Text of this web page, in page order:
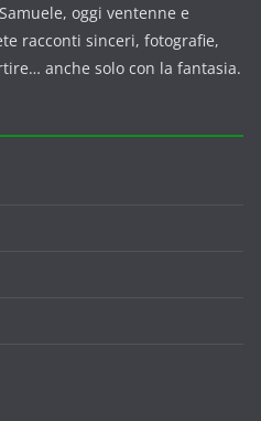
oggi ventenne e
racconti sinceri, fotografie,
anche solo con la fantasia.